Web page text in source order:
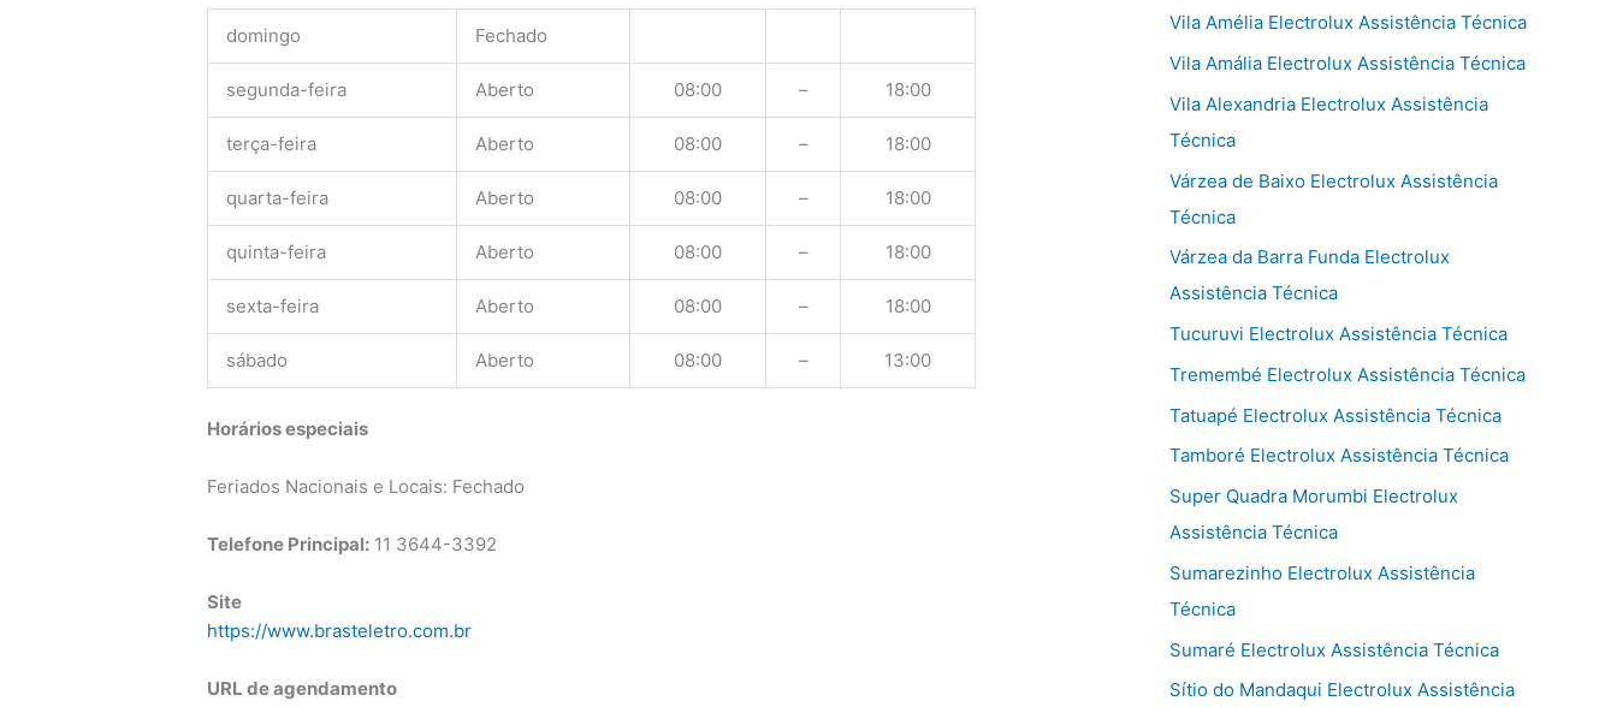
domingo Fechado
segunda-feira Aberto 08:00 – 18:00
terça-feira Aberto 08:00 – 18:00
quarta-feira Aberto 08:00 – 18:00
quinta-feira Aberto 08:00 – 18:00
sexta-feira Aberto 08:00 – 18:00
sábado Aberto 08:00 – 13:00
Horários especiais
Feriados Nacionais e Locais: Fechado
Telefone Principal: 11 3644-3392
Site
https://www.brasteletro.com.br
URL de agendamento
Vila Amélia Electrolux Assistência Técnica
Vila Amália Electrolux Assistência Técnica
Vila Alexandria Electrolux Assistência
Técnica
Várzea de Baixo Electrolux Assistência
Técnica
Várzea da Barra Funda Electrolux
Assistência Técnica
Tucuruvi Electrolux Assistência Técnica
Tremembé Electrolux Assistência Técnica
Tatuapé Electrolux Assistência Técnica
Tamboré Electrolux Assistência Técnica
Super Quadra Morumbi Electrolux
Assistência Técnica
Sumarezinho Electrolux Assistência
Técnica
Sumaré Electrolux Assistência Técnica
Sítio do Mandaqui Electrolux Assistência